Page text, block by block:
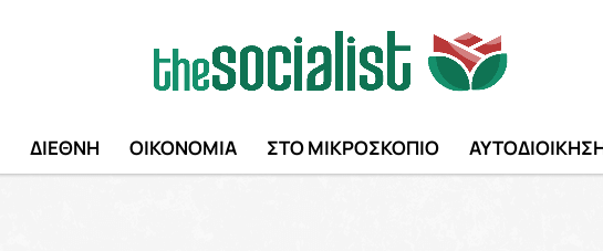
ΔΙΕΘΝΗ ΟΙΚΟΝΟΜΙΑ ΣΤΟ ΜΙΚΡΟΣΚΟΠΙΟ